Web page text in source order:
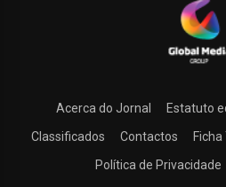
Acerca do Jornal Estatuto
Classificados
Contactos Ficha
Política de Privacidade